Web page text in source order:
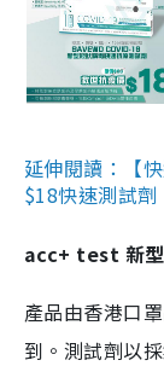
延伸閱讀：【
$18快速測試
acc+ test 新型
產品由香港口
到。測試劑以